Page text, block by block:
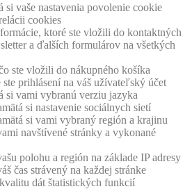
si vaše nastavenia povolenie cookie
cookies
ktoré ste vložili do kontaktných
a ďalších formulárov na všetkých
ste vložili do nákupného košíka
prihlásení na váš užívateľský účet
si vami vybranú verziu jazyka
si nastavenie sociálnych sietí
si vami vybraný región a krajinu
navštívené stránky a vykonané
polohu a región na základe IP adresy
čas strávený na každej stránke
dát štatistických funkcií